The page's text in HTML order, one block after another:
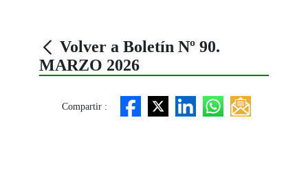
Volver a Boletín Nº 90.
MARZO 2026
Compartir :